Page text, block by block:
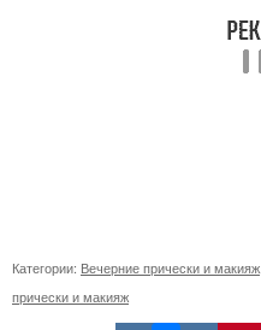
Категории: Вечерние прически и макияж
прически и макияж